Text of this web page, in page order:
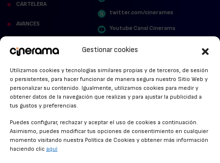
Gestionar cookies
Utilizamos cookies y tecnologías similares propias y de terceros, de sesión
o persistentes, para hacer funcionar de manera segura nuestro Sitio Web y
personalizar su contenido. Igualmente, utilizamos cookies para medir y
obtener datos de la navegación que realizas y para ajustar la publicidad a
tus gustos y preferencias.
Puedes configurar, rechazar y aceptar el uso de cookies a continuación.
Asimismo, puedes modificar tus opciones de consentimiento en cualquier
momento visitando nuestra Política de Cookies y obtener más información
haciendo clic aquí
CARTELERA
AVANCES
STREAMING NEWS
ANUNCIOS DE CINE
twitter.com/cinerames
Youtube Canal Cinerama